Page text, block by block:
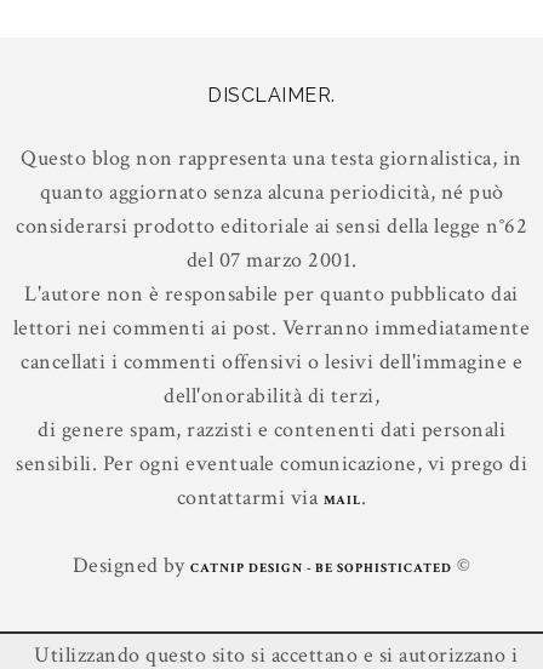
DISCLAIMER.
Questo blog non rappresenta una testa giornalistica, in
quanto aggiornato senza alcuna periodicità, né può
considerarsi prodotto editoriale ai sensi della legge n°62
del 07 marzo 2001.
L'autore non è responsabile per quanto pubblicato dai
lettori nei commenti ai post. Verranno immediatamente
cancellati i commenti offensivi o lesivi dell'immagine e
dell'onorabilità di terzi,
di genere spam, razzisti e contenenti dati personali
sensibili. Per ogni eventuale comunicazione, vi prego di
contattarmi via MAIL.
Designed by CATNIP DESIGN - BE SOPHISTICATED ©
Utilizzando questo sito si accettano e si autorizzano i